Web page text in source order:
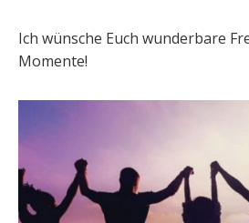
Ich wünsche Euch wunderbare
Momente!